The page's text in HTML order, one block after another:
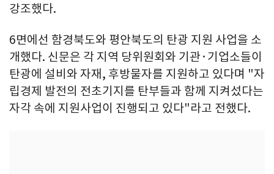
강조했다.
6면에선 함경북도와 평안북도의 탄광 지원 사업을 소
개했다. 신문은 각 지역 당위원회와 기관·기업소들이
탄광에 설비와 자재, 후방물자를 지원하고 있다며 "자
립경제 발전의 전초기지를 탄부들과 함께 지켜섰다는
자각 속에 지원사업이 진행되고 있다"라고 전했다.